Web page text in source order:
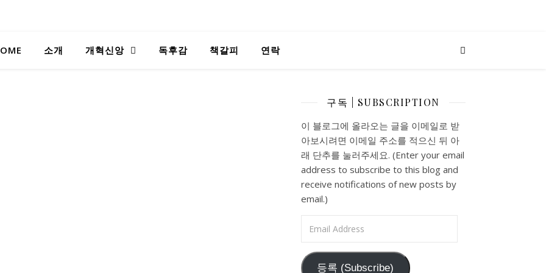
소개 개혁신앙 독후감 책갈피 연락
구독 | SUBSCRIPTION
이 블로그에 올라오는 글을 이메일로 받
아보시려면 이메일 주소를 적으신 뒤 아
래 단추를 눌러주세요. (Enter your email
address to subscribe to this blog and
receive notifications of new posts by
email.)
등록 (Subscribe)